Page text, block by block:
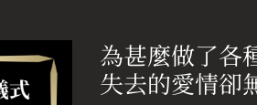
為甚麼做了
失去的愛情卻
麼
做